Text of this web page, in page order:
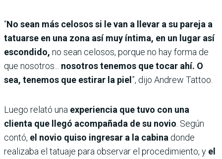
“No sean más celosos si le van a llevar a su pareja a
tatuarse en una zona así muy íntima, en un lugar así
escondido, no sean celosos, porque no hay forma de
que nosotros... nosotros tenemos que tocar ahí. O
sea, tenemos que estirar la piel ”, dijo Andrew Tattoo.
Luego relató una experiencia que tuvo con una
clienta que llegó acompañada de su novio . Según
contó, el novio quiso ingresar a la cabina donde
realizaba el tatuaje para observar el procedimiento, y el